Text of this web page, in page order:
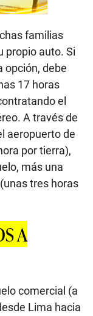
familias
propio auto. Si
opción, debe
17 horas
el
A través de
aeropuerto de
por tierra),
más una
tres horas
A
comercial (a
Lima hacia